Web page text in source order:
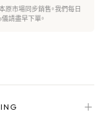
原市場同步銷售。我們每日
請盡早下單。
＋